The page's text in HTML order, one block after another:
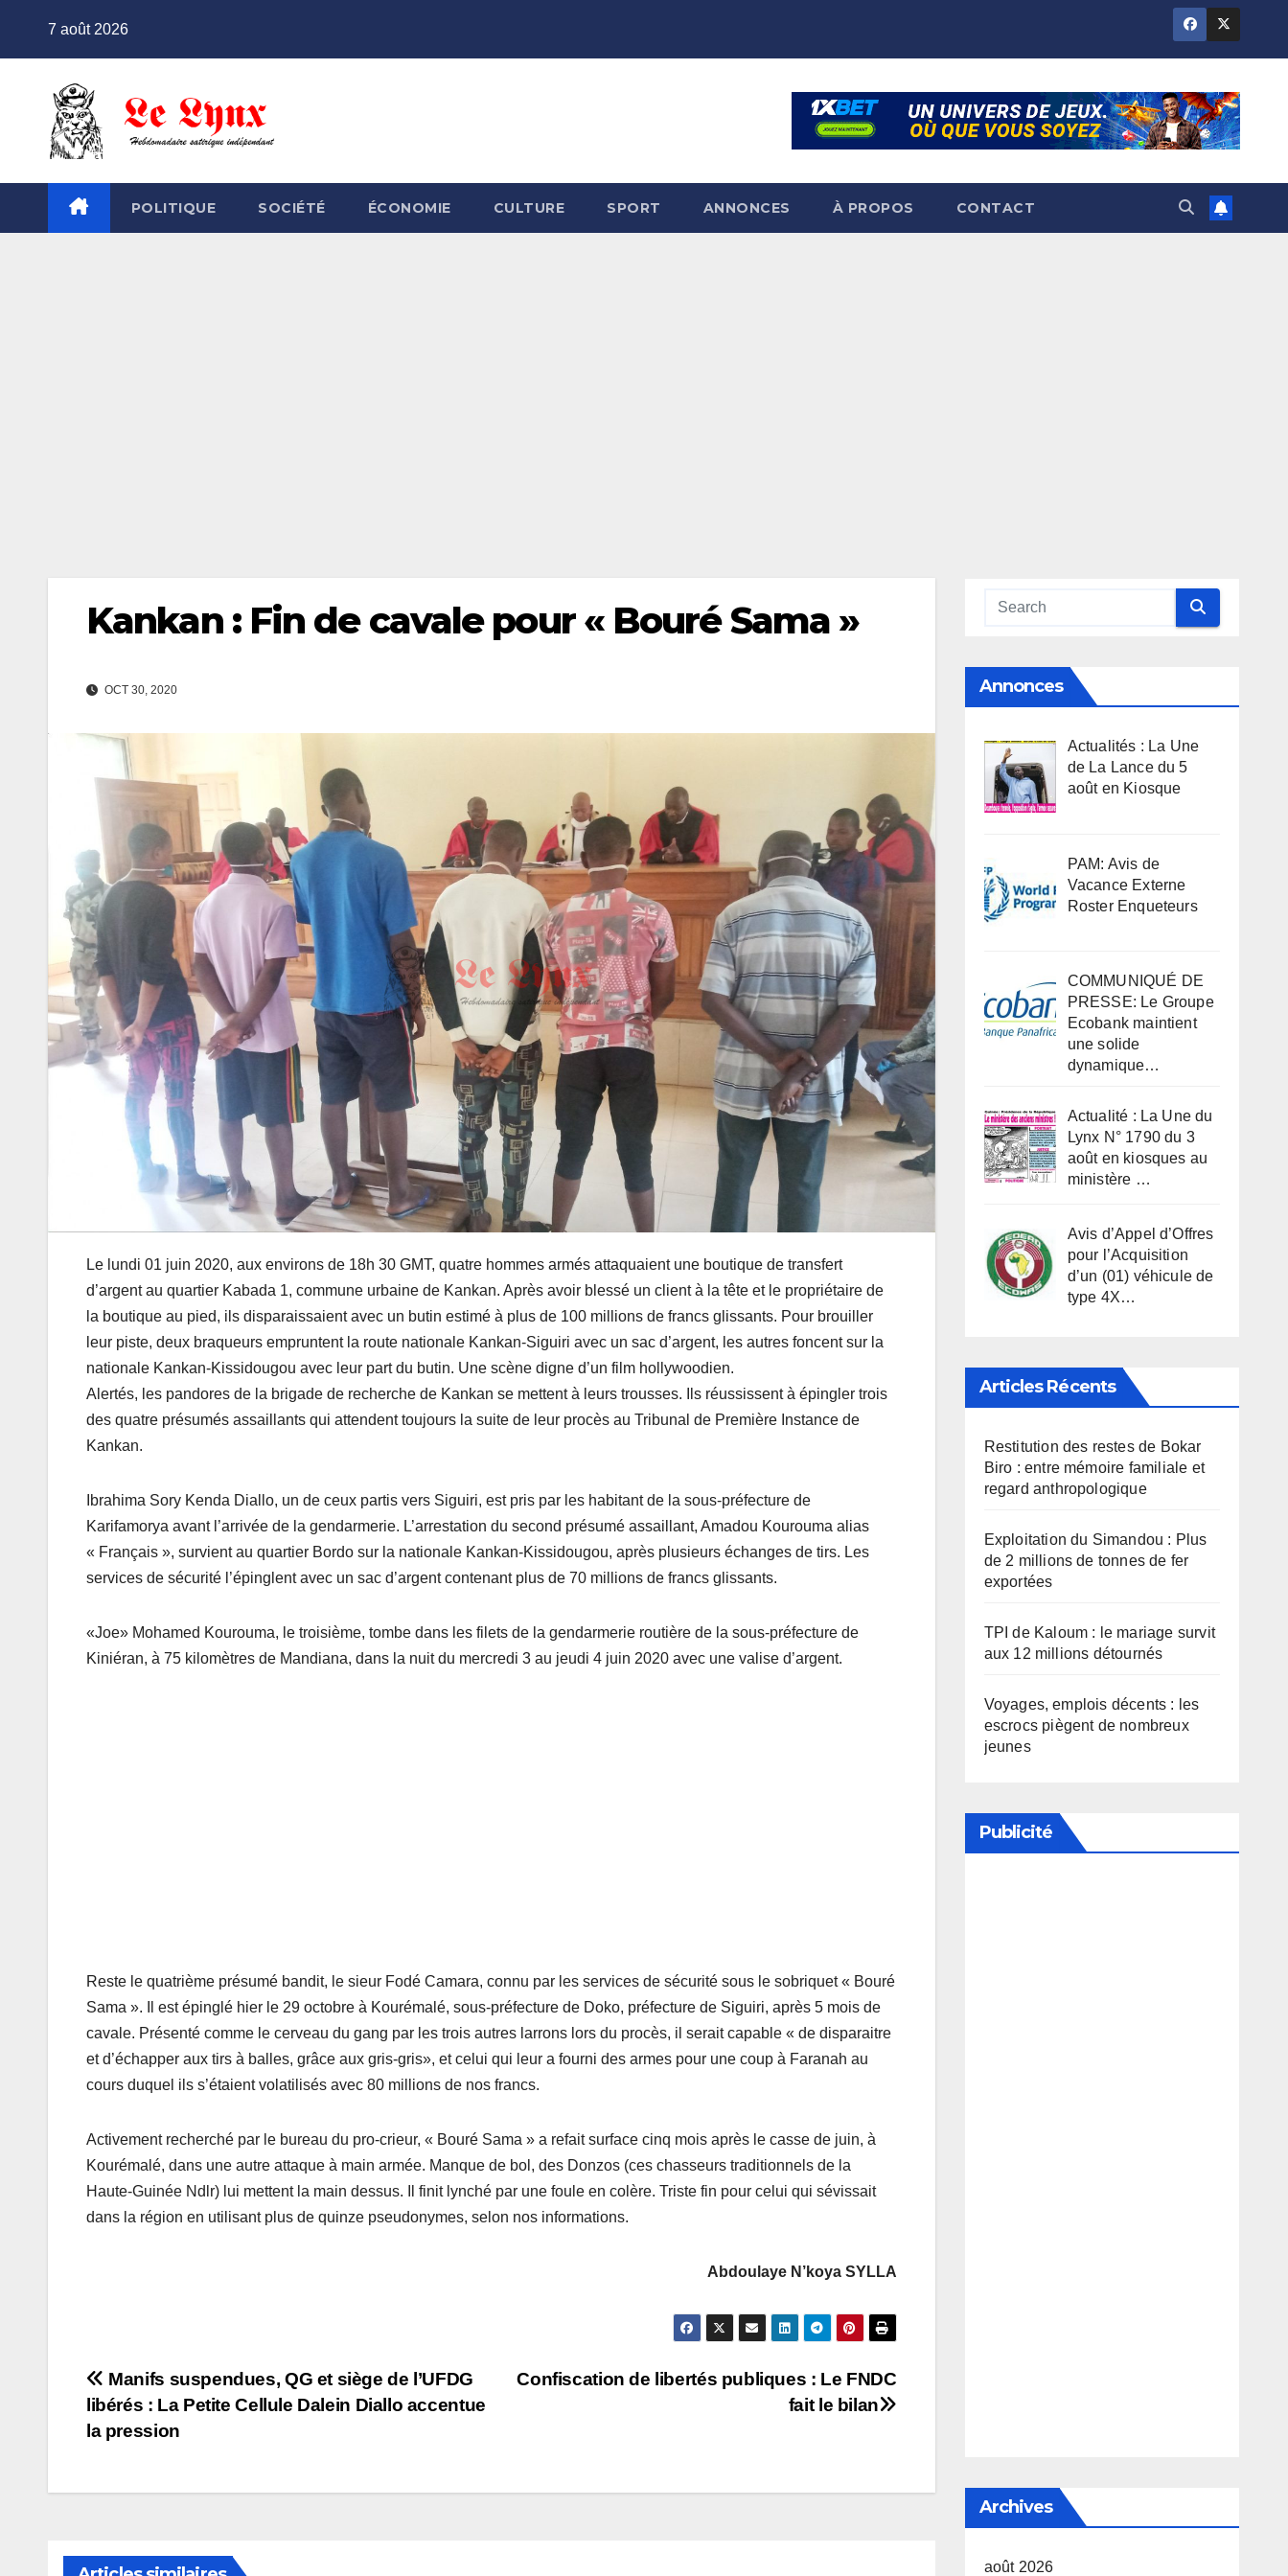
7 août 2026
POLITIQUE SOCIÉTÉ ÉCONOMIE CULTURE SPORT ANNONCES À PROPOS CONTACT
Kankan : Fin de cavale pour « Bouré Sama »
OCT 30, 2020
Le lundi 01 juin 2020, aux environs de 18h 30 GMT, quatre hommes armés attaquaient une boutique de transfert
d’argent au quartier Kabada 1, commune urbaine de Kankan. Après avoir blessé un client à la tête et le propriétaire de
la boutique au pied, ils disparaissaient avec un butin estimé à plus de 100 millions de francs glissants. Pour brouiller
leur piste, deux braqueurs empruntent la route nationale Kankan-Siguiri avec un sac d’argent, les autres foncent sur la
nationale Kankan-Kissidougou avec leur part du butin. Une scène digne d’un film hollywoodien.
Alertés, les pandores de la brigade de recherche de Kankan se mettent à leurs trousses. Ils réussissent à épingler trois
des quatre présumés assaillants qui attendent toujours la suite de leur procès au Tribunal de Première Instance de
Kankan.
Ibrahima Sory Kenda Diallo, un de ceux partis vers Siguiri, est pris par les habitant de la sous-préfecture de
Karifamorya avant l’arrivée de la gendarmerie. L’arrestation du second présumé assaillant, Amadou Kourouma alias
« Français », survient au quartier Bordo sur la nationale Kankan-Kissidougou, après plusieurs échanges de tirs. Les
services de sécurité l’épinglent avec un sac d’argent contenant plus de 70 millions de francs glissants.
«Joe» Mohamed Kourouma, le troisième, tombe dans les filets de la gendarmerie routière de la sous-préfecture de
Kiniéran, à 75 kilomètres de Mandiana, dans la nuit du mercredi 3 au jeudi 4 juin 2020 avec une valise d’argent.
Reste le quatrième présumé bandit, le sieur Fodé Camara, connu par les services de sécurité sous le sobriquet « Bouré
Sama ». Il est épinglé hier le 29 octobre à Kourémalé, sous-préfecture de Doko, préfecture de Siguiri, après 5 mois de
cavale. Présenté comme le cerveau du gang par les trois autres larrons lors du procès, il serait capable « de disparaitre
et d’échapper aux tirs à balles, grâce aux gris-gris», et celui qui leur a fourni des armes pour une coup à Faranah au
cours duquel ils s’étaient volatilisés avec 80 millions de nos francs.
Activement recherché par le bureau du pro-crieur, « Bouré Sama » a refait surface cinq mois après le casse de juin, à
Kourémalé, dans une autre attaque à main armée. Manque de bol, des Donzos (ces chasseurs traditionnels de la
Haute-Guinée Ndlr) lui mettent la main dessus. Il finit lynché par une foule en colère. Triste fin pour celui qui sévissait
dans la région en utilisant plus de quinze pseudonymes, selon nos informations.
Abdoulaye N’koya SYLLA
Navigation
de
Confiscation de libertés publiques : Le FNDC
fait le bilan
Manifs suspendues, QG et siège de l’UFDG
libérés : La Petite Cellule Dalein Diallo accentue
la pression
Annonces
Actualités : La Une
de La Lance du 5
août en Kiosque
PAM: Avis de
Vacance Externe
Roster Enqueteurs
COMMUNIQUÉ DE
PRESSE: Le Groupe
Ecobank maintient
une solide
dynamique…
Actualité : La Une du
Lynx N° 1790 du 3
août en kiosques au
ministère …
Avis d’Appel d’Offres
pour l’Acquisition
d’un (01) véhicule de
type 4X…
Articles Récents
Restitution des restes de Bokar
Biro : entre mémoire familiale et
regard anthropologique
Exploitation du Simandou : Plus
de 2 millions de tonnes de fer
exportées
TPI de Kaloum : le mariage survit
aux 12 millions détournés
Voyages, emplois décents : les
escrocs piègent de nombreux
jeunes
Publicité
Archives
août 2026